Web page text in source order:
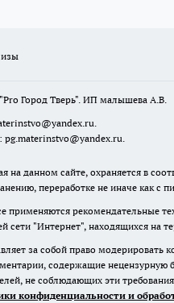
Город Тверь". ИП малышева А.В.
на данном сайте, охраняется в
переработке не иначе как с
рекомендательные
сети "Интернет", находящихся на
за собой право модерировать
содержащие
не соблюдающих эти
конфиденциальности и